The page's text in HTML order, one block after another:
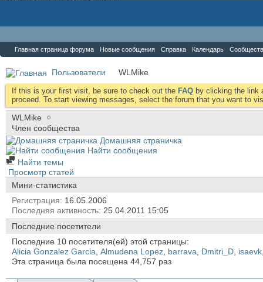
Главная страница форума Новые сообщения Справка Календарь
Пользователи WLMike
If this is your first visit, be sure to check out the FAQ by clicking the link
proceed. To start viewing messages, select the forum that you want to
WLMike
Член сообщества
Домашняя страничка
Найти сообщения
Найти темы
Просмотр статей
Мини-статистика
Регистрация
16.05.2006
Последняя активность 25.04.2011 15:05
Последние посетители
Последние 10 посетителя(ей) этой страницы:
Alicia Gonzalez Garcia, Almudena Lopez, barrava, Dmitri_D, isaevk
Эта страница была посещена 44,757 раз